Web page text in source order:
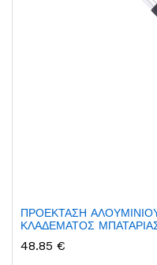
ΠΡΟΕΚΤΑΣΗ ΑΛΟΥΜΙΝΙΟΥ
ΚΛΑΔΕΜΑΤΟΣ
48.85 €